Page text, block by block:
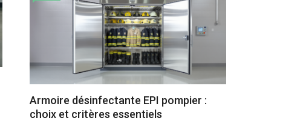
Armoire désinfectante EPI pompier :
choix et critères essentiels